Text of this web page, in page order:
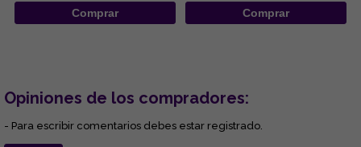
Comprar Comprar
Opiniones de los compradores:
- Para escribir comentarios debes estar registrado.